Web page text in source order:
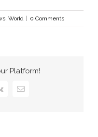
, World 0 Comments
Platform!
Vk Email